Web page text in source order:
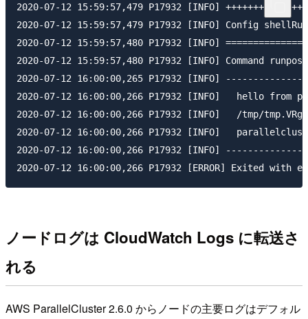
2020-07-12 15:59:57,479 P17932 [INFO]
2020-07-12 15:59:57,479 P17932 [INFO] Config
2020-07-12 15:59:57,480 P17932 [INFO]
2020-07-12 15:59:57,480 P17932 [INFO] Command
2020-07-12 16:00:00,265 P17932 [INFO]
2020-07-12 16:00:00,266 P17932 [INFO] 	hello from post-install
2020-07-12 16:00:00,266 P17932 [INFO] 	/tmp/tmp.VRgIMOUiLF: line 3: non-existent-command: command not found
2020-07-12 16:00:00,266 P17932 [INFO] 	parallelcluster: fetch_and_run - Failed to run boot_as_master postinstall, s3://BUCKET/install.sh failed with non 0 return code: 127
2020-07-12 16:00:00,266 P17932 [INFO]
ノードログは CloudWatch Logs に転送さ
れる
AWS ParallelCluster 2.6.0 からノードの主要ログはデフォル